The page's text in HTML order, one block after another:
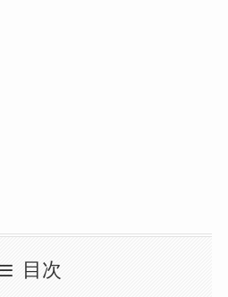
目次